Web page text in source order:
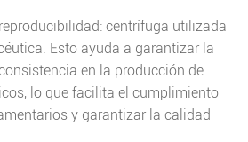
centrífuga utilizada
Esto ayuda a garantizar la
en la producción de
lo que facilita el cumplimiento
y garantizar la calidad